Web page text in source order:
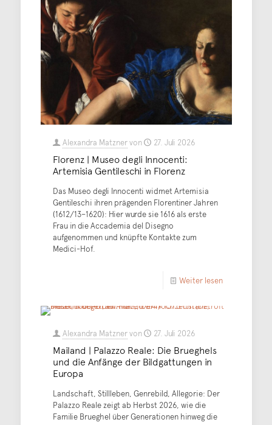
Alexandra Matznervon 27. Juli 2026
Florenz | Museo degli Innocenti:
Artemisia Gentileschi in Florenz
Das Museo degli Innocenti widmet Artemisia
Gentileschi ihren prägenden Florentiner Jahren
(1612/13–1620): Hier wurde sie 1616 als erste
Frau in die Accademia del Disegno
aufgenommen und knüpfte Kontakte zum
Medici-Hof.
Weiter lesen
Alexandra Matznervon 27. Juli 2026
Mailand | Palazzo Reale: Die Brueghels
und die Anfänge der Bildgattungen in
Europa
Landschaft, Stillleben, Genrebild, Allegorie: Der
Palazzo Reale zeigt ab Herbst 2026, wie die
Familie Brueghel über Generationen hinweg die